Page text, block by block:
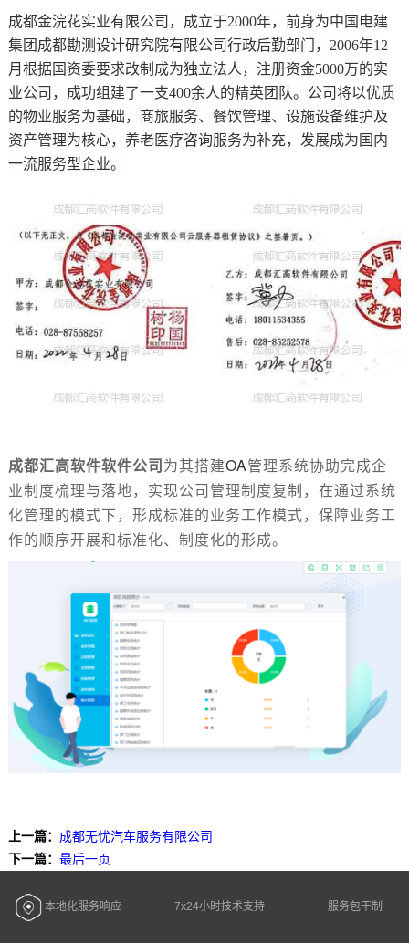
成都金浣花实业有限公司，成立于2000年，前身为中国电建
集团成都勘测设计研究院有限公司行政后勤部门，2006年12
月根据国资委要求改制成为独立法人，注册资金5000万的实
业公司，成功组建了一支400余人的精英团队。公司将以优质
的物业服务为基础，商旅服务、餐饮管理、设施设备维护及
资产管理为核心，养老医疗咨询服务为补充，发展成为国内
一流服务型企业。
成都汇高软件软件公司为其搭建OA管理系统协助完成企
业制度梳理与落地，实现公司管理制度复制，在通过系统
化管理的模式下，形成标准的业务工作模式，保障业务工
作的顺序开展和标准化、制度化的形成。
上一篇： 成都无忧汽车服务有限公司
下一篇： 最后一页
本地化服务响应 7x24小时技术支持 服务包干制